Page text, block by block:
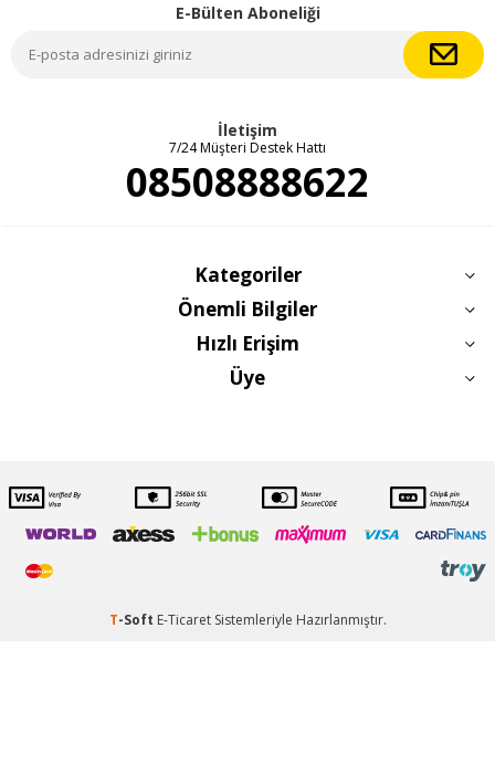
E-Bülten Aboneliği
İletişim
7/24 Müşteri Destek Hattı
08508888622
Kategoriler
Önemli Bilgiler
Hızlı Erişim
Üye
T-Soft E-TicaretSistemleriyle Hazırlanmıştır.